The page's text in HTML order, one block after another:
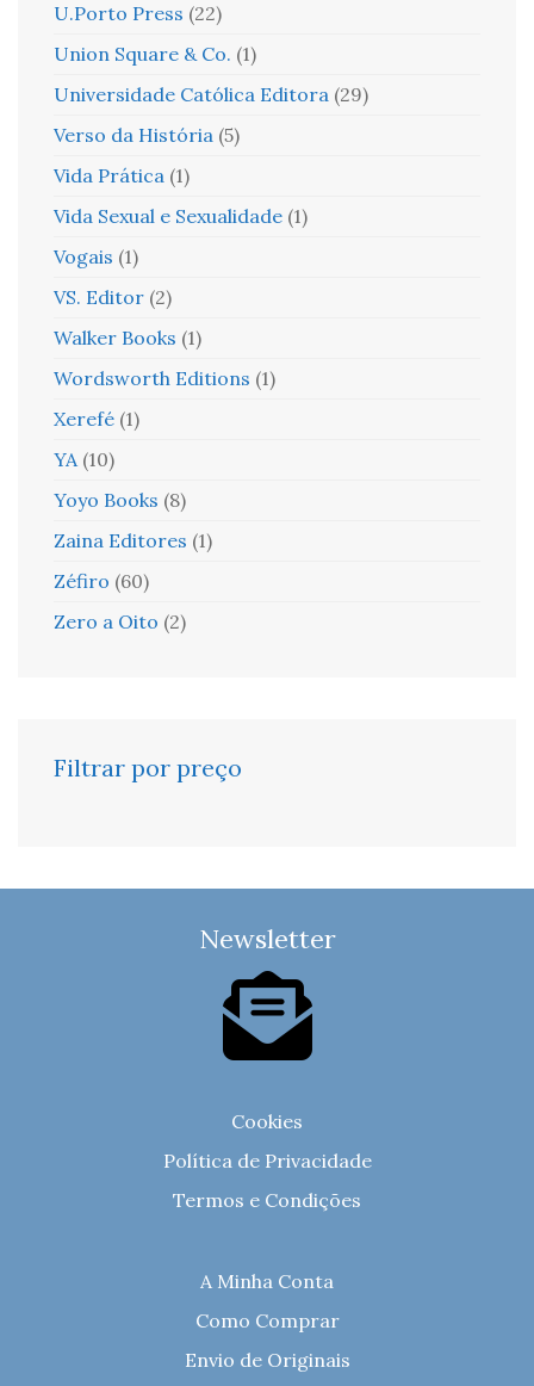
U.Porto Press (22)
Union Square & Co. (1)
Universidade Católica Editora (29)
Verso da História (5)
Vida Prática (1)
Vida Sexual e Sexualidade (1)
Vogais (1)
VS. Editor (2)
Walker Books (1)
Wordsworth Editions (1)
Xerefé (1)
YA (10)
Yoyo Books (8)
Zaina Editores (1)
Zéfiro (60)
Zero a Oito (2)
Filtrar por preço
Newsletter
Cookies
Política de Privacidade
Termos e Condições
A Minha Conta
Como Comprar
Envio de Originais